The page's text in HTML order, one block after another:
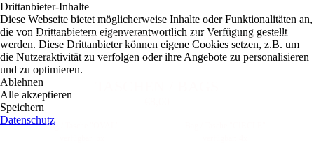
Unsere Taschen gibt es nun bei uns am Tresen zu erwerben
Bag / Tasche "OVAL"
Drittanbieter-Inhalte
Diese Webseite bietet möglicherweise Inhalte oder Funktionalitäten an,
die von Drittanbietern eigenverantwortlich zur Verfügung gestellt
werden. Diese Drittanbieter können eigene Cookies setzen, z.B. um
die Nutzeraktivität zu verfolgen oder ihre Angebote zu personalisieren
und zu optimieren.
Ablehnen
Alle akzeptieren
Speichern
Datenschutz